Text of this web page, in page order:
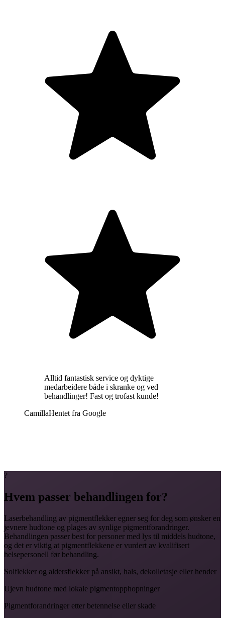
Alltid fantastisk service og dyktige
medarbeidere både i skranke og ved
behandlinger! Fast og trofast kunde!
CamillaHentet fra Google
?
Hvem passer behandlingen for?
Laserbehandling av pigmentflekker egner seg for deg som ønsker en
jevnere hudtone og plages av synlige pigmentforandringer.
Behandlingen passer best for personer med lys til middels hudtone,
og det er viktig at pigmentflekkene er vurdert av kvalifisert
helsepersonell før behandling.
Solflekker og aldersflekker på ansikt, hals, dekolletasje eller hender
Ujevn hudtone med lokale pigmentopphopninger
Pigmentforandringer etter betennelse eller skade